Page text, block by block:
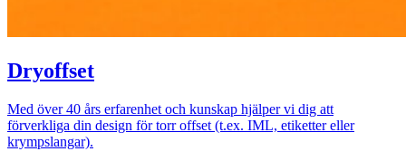
Dryoffset
Med över 40 års erfarenhet och kunskap hjälper vi dig att
förverkliga din design för torr offset (t.ex. IML, etiketter eller
krympslangar).